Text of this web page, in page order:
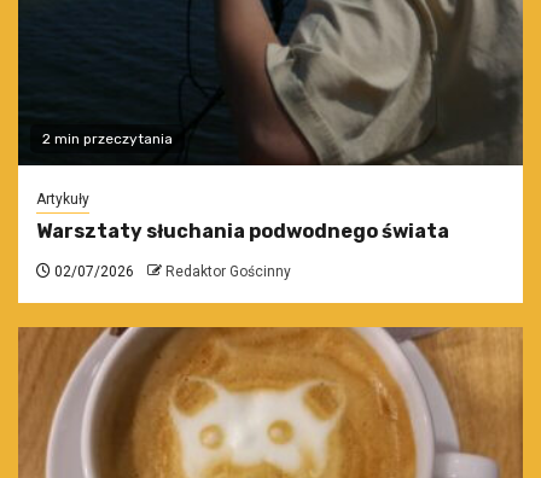
2 min przeczytania
Artykuły
Warsztaty słuchania podwodnego świata
02/07/2026 Redaktor Gościnny